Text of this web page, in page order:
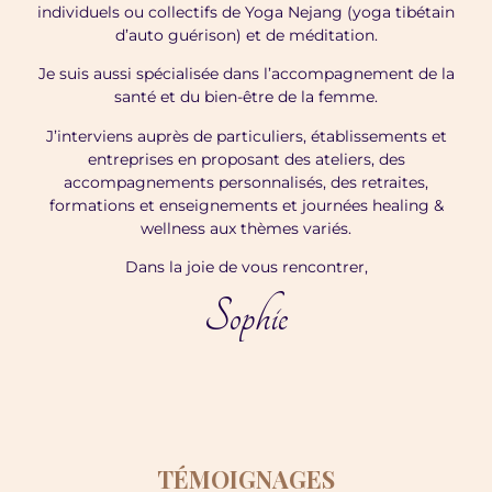
individuels ou collectifs de Yoga Nejang (yoga tibétain
d’auto guérison) et de méditation.
Je suis aussi spécialisée dans l’accompagnement de la
santé et du bien-être de la femme.
J’interviens auprès de particuliers, établissements et
entreprises en proposant des ateliers, des
accompagnements personnalisés, des retraites,
formations et enseignements et journées healing &
wellness aux thèmes variés.
Dans la joie de vous rencontrer,
Sophie
TÉMOIGNAGES